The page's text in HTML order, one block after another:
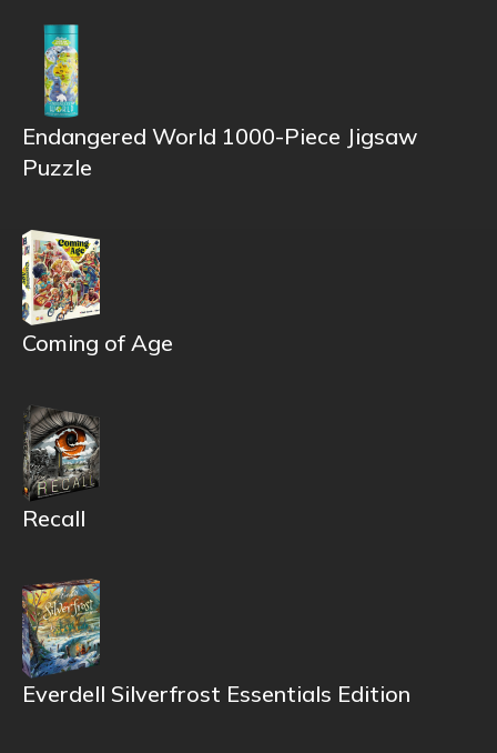
Endangered World 1000-Piece Jigsaw
Puzzle
Coming of Age
Recall
Everdell Silverfrost Essentials Edition